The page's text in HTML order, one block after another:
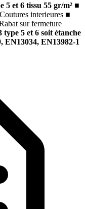
5 et 6 tissu 55 gr/m² ■
Coutures interieures ■
sur fermeture
type 5 et 6 soit étanche
EN13034, EN13982-1